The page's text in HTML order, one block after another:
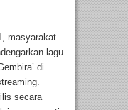
masyarakat
lagu
di
secara